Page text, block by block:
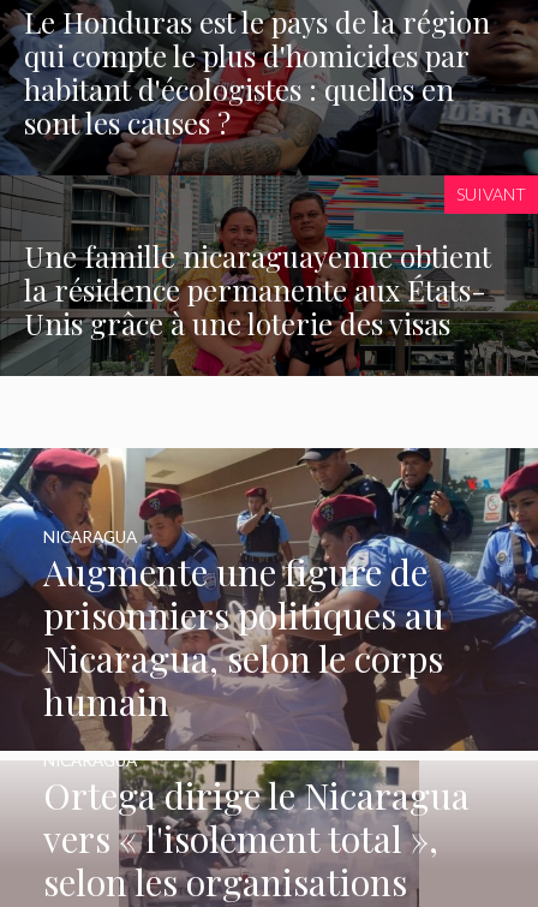
Le Honduras est le pays de la région
qui compte le plus d'homicides par
habitant d'écologistes : quelles en
sont les causes ?
SUIVANT
Une famille nicaraguayenne obtient
la résidence permanente aux États-
Unis grâce à une loterie des visas
Augmente une figure de
prisonniers politiques au
Nicaragua, selon le corps
humain
NICARAGUA
Ortega dirige le Nicaragua
vers « l'isolement total »,
selon les organisations
NICARAGUA